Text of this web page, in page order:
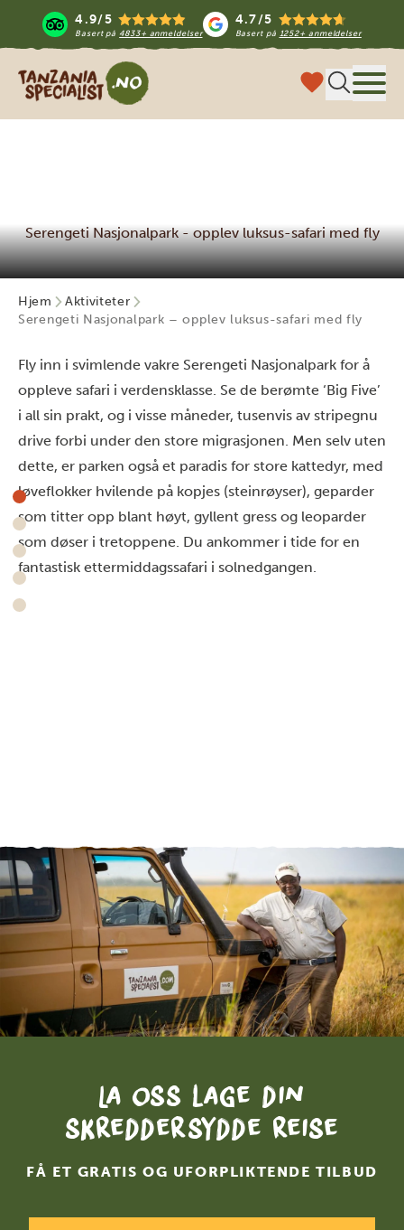
4.9/5
Basert på 4833+ anmeldelser
4.7/5
Basert på 1252+ anmeldelser
Tanzania Specialist
Serengeti Nasjonalpark - opplev luksus-safari med fly
Hjem
Aktiviteter
Serengeti Nasjonalpark – opplev luksus-safari med fly
Fly inn i svimlende vakre Serengeti Nasjonalpark for å
oppleve safari i verdensklasse. Se de berømte ‘Big Five’
i all sin prakt, og i visse måneder, tusenvis av stripegnu
drive forbi under den store migrasjonen. Men selv uten
dette, er parken også et paradis for store kattedyr, med
løveflokker hvilende på kopjes (steinrøyser), geparder
som titter opp blant høyt, gyllent gress og leoparder
som døser i tretoppene. Du ankommer i tide for en
fantastisk ettermiddagssafari i solnedgangen.
La oss lage din
skreddersydde reise
FÅ ET GRATIS OG UFORPLIKTENDE TILBUD